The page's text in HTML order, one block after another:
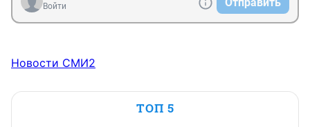
Войти
Новости СМИ2
ТОП 5